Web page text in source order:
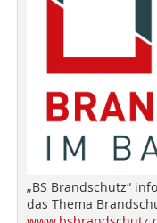
„BS Brandschutz“
das Thema